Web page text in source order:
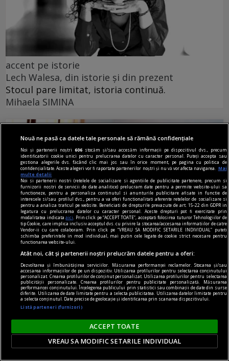
accent pe istorie
Lech Walesa, din istorie și din prezent
Stocul pare limitat, istoria continuă.
Mihaela SIMINA
prezentul discontinuu
Misterul voiniciei
„Strîmbă-Lemne” nu are, după cum se vede, o
tipologie fixă, el variind imagistic în funcţie de
marotele fiecărei generaţii.
Codrin Liviu CUŢITARU
Nouă ne pasă ca datele tale personale să rămână confidențiale
Noi și partenerii noștri606 stocăm și/sau accesăm informații pe dispozitivul dvs., precum
identificatorii cookie unici pentru prelucrarea datelor cu caracter personal. Puteți accepta sau
gestiona alegerile dvs. făcând clic mai jos sau în orice moment, pe pagina cu politica de
confidențialitate. Aceste alegeri vor fi raportate partenerilor noștri și nu vă vor afecta navigarea.
Mai
multe detalii
Noi si partenerii nostri (retelele de socializare si agentiile de publicitate partenere, precum si
furnizorii nostri de servicii de date analitice) prelucram date pentru a permite website-ului sa
functioneze, pentru a personaliza continutul si anunturile publicitare afisate in functie de
interesele si/sau profilul dvs., pentru a va oferi functionalitati aferente retelelor de socializare si
pentru a analiza traficul pe website. Beneficiati de drepturile prevazute de art. 15-22 din GDPR in
legatura cu prelucrarea datelor cu caracter personal. Aceste drepturi pot fi exercitate prin
modalitatea indicataaici
. Prin click pe “ACCEPT TOATE”, acceptati folosirea tuturor Tehnologiilor de
tip Cookie, care implica inclusiv acceptul dvs. cu privire la stocarea/accesarea informatiilor de catre
Vendor-ii cu care colaboram. Prin click pe “VREAU SA MODIFIC SETARILE INDIVIDUAL” puteti
schimba preferintele in mod individual, mai putin cele legate de cookie strict necesare pentru
functionarea website-ului.
Atât noi, cât și partenerii noștri prelucrăm datele pentru a oferi:
Dezvoltarea și îmbunătățirea serviciilor. Măsurarea performanței reclamelor. Stocarea și/sau
accesarea informațiilor de pe un dispozitiv. Utilizarea profilurilor pentru selectarea conținutului
personalizat. Crearea profilurilor de conținut personalizat. Utilizarea profilurilor pentru selectarea
publicității personalizate. Crearea profilurilor pentru publicitate personalizată. Măsurarea
performanței conținutului. Înțelegerea publicului prin statistici sau combinații de date din surse
diferite. Utilizarea de date limitate pentru a selecta publicitatea. Utilizarea datelor limitate pentru
a selecta conținutul. Date precise de geolocație și identificarea prin scanarea dispozitivului.
Listă parteneri (furnizori)
ACCEPT TOATE
VREAU SA MODIFIC SETARILE INDIVIDUAL